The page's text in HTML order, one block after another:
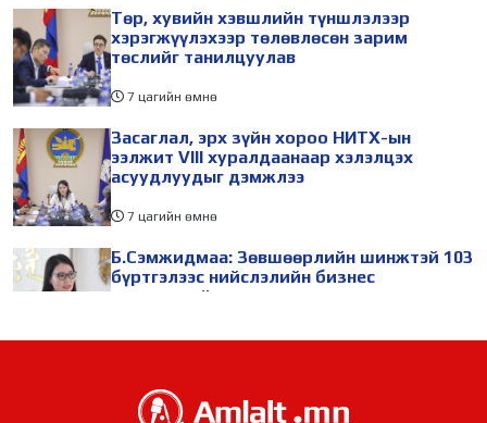
Төр, хувийн хэвшлийн түншлэлээр
хэрэгжүүлэхээр төлөвлөсөн зарим
төслийг танилцуулав
7 цагийн өмнө
Засаглал, эрх зүйн хороо НИТХ-ын
ээлжит VIII хуралдаанаар хэлэлцэх
асуудлуудыг дэмжлээ
7 цагийн өмнө
Б.Сэмжидмаа: Зөвшөөрлийн шинжтэй 103
бүртгэлээс нийслэлийн бизнес
эрхлэгчдийг чөлөөллөө
төсвийн талаарх ерөнхий хяналтын
сонсгол зохион байгуулсан байна